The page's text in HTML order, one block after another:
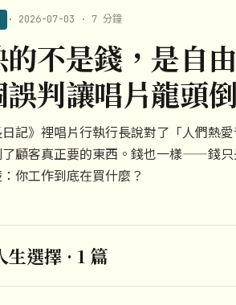
· 2026-07-03 · 7 分鐘
不是錢，是自
誤判讓唱片龍頭
日記》裡唱片行執行長說對了「人們熱
顧客真正要的東西。錢也一樣——錢
你工作到底在買什麼？
生選擇 · 1 篇